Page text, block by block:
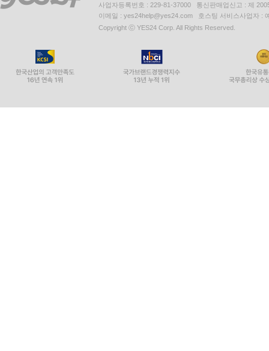
사업자등록번호 : 229-81-37000 통신판매업신고 : 제
이메일 : yes24help@yes24.com 호스팅 서비스사업자 :
Copyright ⓒ YES24 Corp. All Rights Reserved.